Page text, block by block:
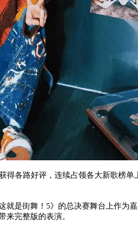
得各路好评，连续占领各大新歌榜
是街舞！5》的总决赛舞台上作为
来完整版的表演。